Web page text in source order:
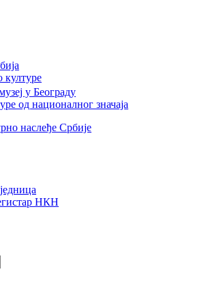
културе
у Београду
од националног значаја
наслеђе Србије
НКН